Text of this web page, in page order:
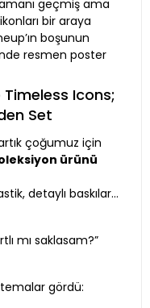
geçmiş ama
bir araya
boşunun
resmen poster
Icons;
Set
çoğumuz için
ürünü
detaylı baskılar…
mı saklasam?”
gördü: